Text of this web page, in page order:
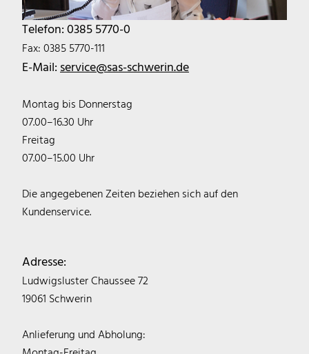
Telefon: 0385 5770-0
Fax: 0385 5770-111
E-Mail:service@sas-schwerin.de
Montag bis Donnerstag
07.00–16.30 Uhr
Freitag
07.00–15.00 Uhr
Die angegebenen Zeiten beziehen sich auf den
Kundenservice.
Adresse:
Ludwigsluster Chaussee 72
19061 Schwerin
Anlieferung und Abholung: